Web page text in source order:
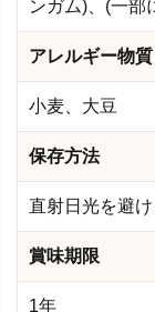
ンガム)、(一部
アレルギー物質
小麦、大豆
保存方法
直射日光を避
賞味期限
1年